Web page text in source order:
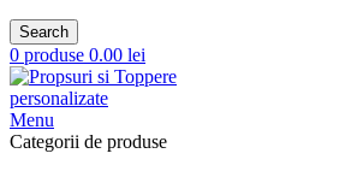
Search
0 produse 0.00 lei
Menu
Categorii de produse